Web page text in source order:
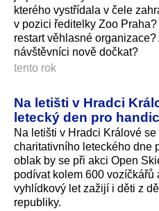
kterého vystřídala v čele
v pozici ředitelky Zoo
restart věhlasné
návštěvníci nově dočkat?
tento rok
Na letišti v Hradci
letecký den pro
Na letišti v Hradci Králové
charitativního leteckého dne
oblak by se při akci Open
podívat kolem 600 vozíčkářů
vyhlídkový let zažijí i děti z
republiky.